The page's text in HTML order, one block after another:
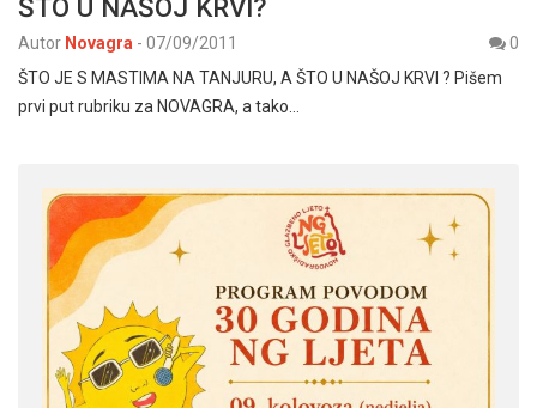
ŠTO U NAŠOJ KRVI?
Autor Novagra - 07/09/2011
0
ŠTO JE S MASTIMA NA TANJURU, A ŠTO U NAŠOJ KRVI ? Pišem
prvi put rubriku za NOVAGRA, a tako…